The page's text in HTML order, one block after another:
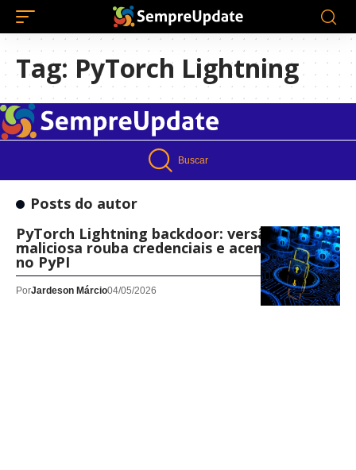
Tag: PyTorch Lightning
Buscar
Posts do autor
PyTorch Lightning backdoor: versão
maliciosa rouba credenciais e acende alerta
no PyPI
PorJardeson Márcio04/05/2026